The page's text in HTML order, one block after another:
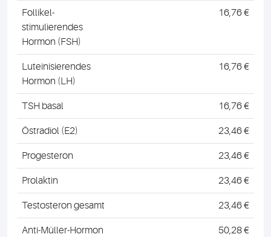
Follikel-
stimulierendes
Hormon (FSH)
16,76 €
Luteinisierendes
Hormon (LH)
16,76 €
TSH basal 16,76 €
Östradiol (E2) 23,46 €
Progesteron 23,46 €
Prolaktin 23,46 €
Testosteron gesamt 23,46 €
Anti-Müller-Hormon
50,28 €